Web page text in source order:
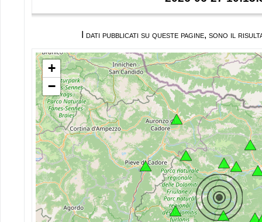
I dati pubblicati su queste pagine, sono il
+
−